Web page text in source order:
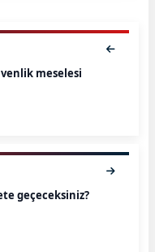
meselesi
geçeceksiniz?